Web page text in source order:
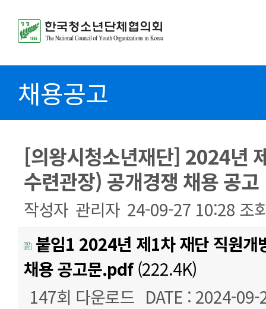
채용공고
[의왕시청소년재단] 2024년
수련관장) 공개경쟁 채용 공고
작성자 관리자 24-09-27 10:28 조
붙임1 2024년 제1차 재단 직원개
채용 공고문.pdf(222.4K)
147회 다운로드 DATE : 2024-